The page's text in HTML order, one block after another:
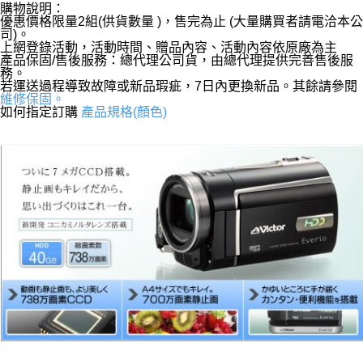
購物說明：
優惠價格限量2組(供貨數量 )，售完為止 (大量購買者請電洽本公
司)。
上網登錄活動，活動時間、贈品內容、活動內容依原廠為主
產品保固/售後服務：總代理公司貨，由總代理提供完善售後服
務。
若運送過程導致故障或新品瑕疵，7日內更換新品。其餘請參閱
維修保固。
如何指定訂購 產品規格(顏色)